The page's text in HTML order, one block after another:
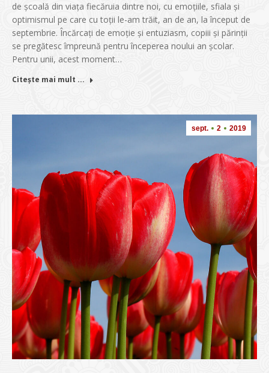
de şcoală din viaţa fiecăruia dintre noi, cu emoţiile, sfiala şi
optimismul pe care cu toţii le-am trăit, an de an, la început de
septembrie. Încărcaţi de emoţie şi entuziasm, copiii şi părinţii
se pregătesc împreună pentru începerea noului an școlar.
Pentru unii, acest moment…
Citește mai mult ...
sept. 2 2019